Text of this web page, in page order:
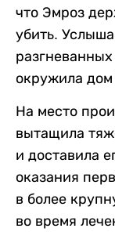
что Эмроз
убить.
окружила дом
На место
вытащила
и доставила
оказания
в более
во время